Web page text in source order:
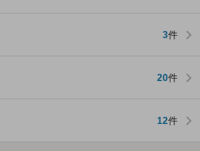
3件
20件
12件